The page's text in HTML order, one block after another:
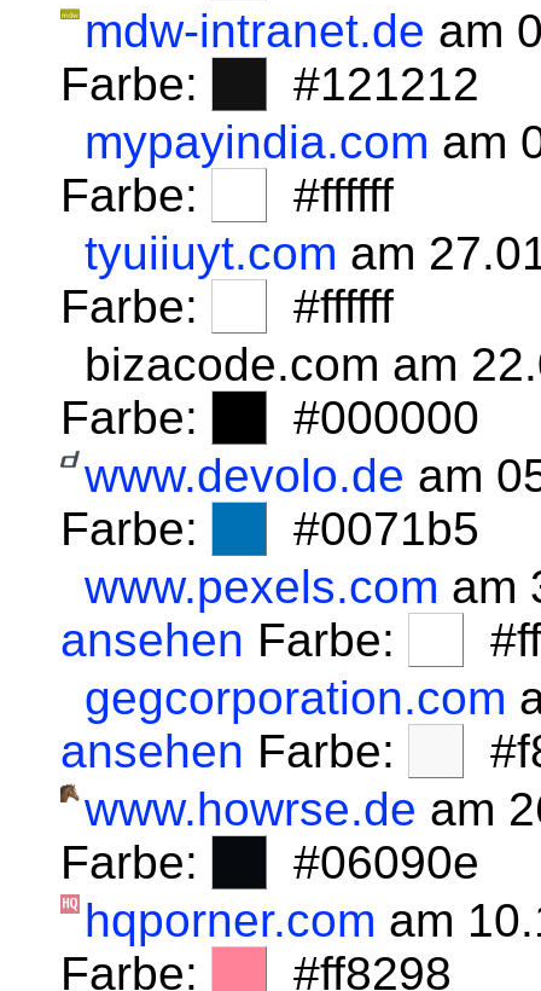
mdw-intranet.de am
Farbe:
#121212
mypayindia.com am
Farbe:
#ffffff
tyuiiuyt.com am
Farbe:
#ffffff
bizacode.com am
Farbe:
#000000
www.devolo.de am
Farbe:
#0071b5
www.pexels.com am
ansehen Farbe:
gegcorporation.com
ansehen Farbe:
www.howrse.de am
Farbe:
#06090e
hqporner.com am
Farbe:
#ff8298